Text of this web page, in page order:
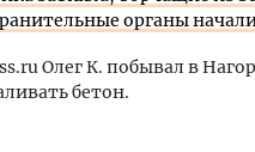
органы
Олег К. побывал в
бетон.